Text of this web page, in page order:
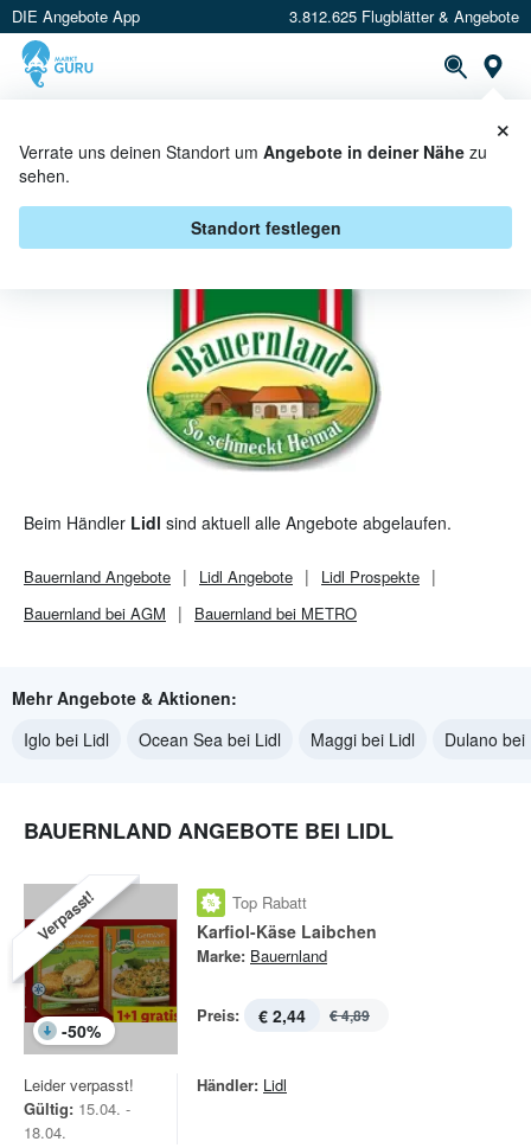
DIE Angebote App 3.812.625 Flugblätter & Angebote
Verrate uns deinen Standort um Angebote in deiner Nähe zu
sehen.
Standort festlegen
×
BAUERNLAND BEI LIDL -
ANGEBOTE & AKTIONEN
Beim Händler Lidl sind aktuell alle Angebote abgelaufen.
Bauernland Angebote Lidl Angebote Lidl Prospekte
Bauernland bei AGM
Bauernland bei METRO
Mehr Angebote & Aktionen:
Iglo bei Lidl
Ocean Sea bei Lidl Maggi bei Lidl Dulano bei
BAUERNLAND ANGEBOTE BEI LIDL
Verpasst!
-50%
Top Rabatt
Karfiol-Käse Laibchen
Marke: Bauernland
Preis: € 2,44 € 4,89
Leider verpasst!
Gültig: 15.04. -
18.04.
Händler: Lidl